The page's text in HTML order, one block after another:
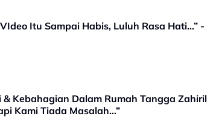
Itu Sampai Habis, Luluh Rasa Hati…” -
& Kebahagian Dalam Rumah Tangga Zahiril
Kami Tiada Masalah…”